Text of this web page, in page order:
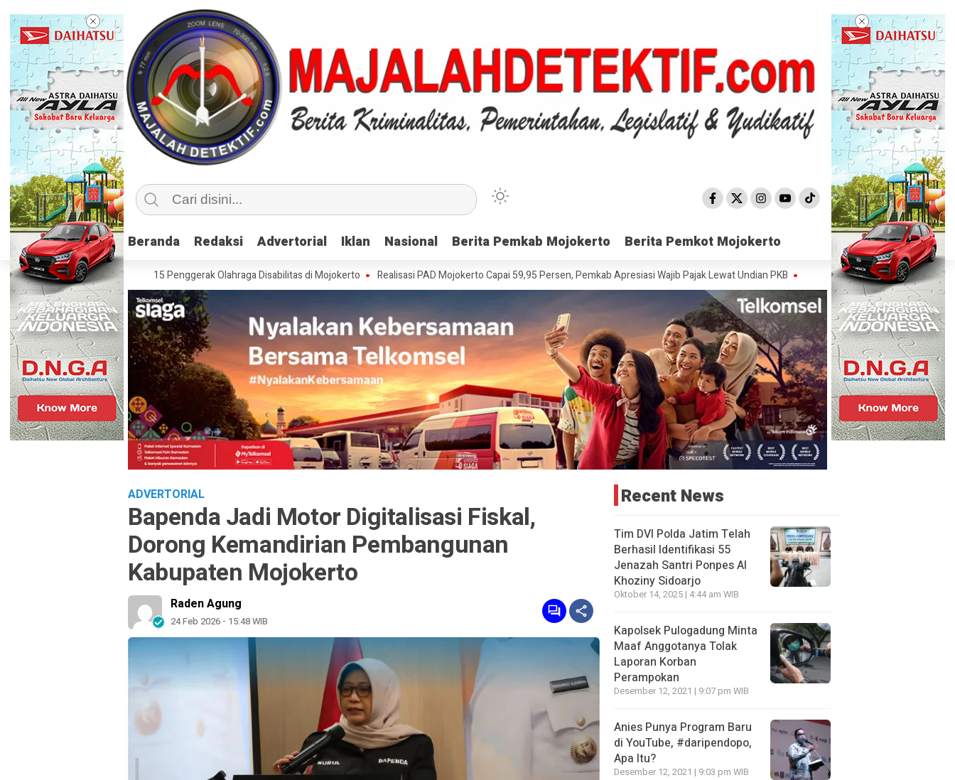
Beranda Redaksi Advertorial Iklan Nasional Berita Pemkab Mojokerto Berita Pemkot Mojokerto
Beranda Redaksi Advertorial Iklan Nasional Berita Pemkab Mojokerto Berita Pemkot Mojokerto
Kemenpora Latih 115 Penggerak Olahraga Disabilitas di Mojokerto Realisasi PAD Mojokerto Capai 59,95 Persen, Pemkab Apresiasi Wajib Pajak Lewat Undian PKB Satpol PP Mojokerto Sisir 15 Titik,
ADVERTORIAL
Bapenda Jadi Motor Digitalisasi Fiskal,
Dorong Kemandirian Pembangunan
Kabupaten Mojokerto
Raden Agung
24 Feb 2026 - 15:48 WIB
Recent News
Tim DVI Polda Jatim Telah
Berhasil Identifikasi 55
Jenazah Santri Ponpes Al
Khoziny Sidoarjo
Oktober 14, 2025 | 4:44 am WIB
Kapolsek Pulogadung Minta
Maaf Anggotanya Tolak
Laporan Korban
Perampokan
Desember 12, 2021 | 9:07 pm WIB
Anies Punya Program Baru
di YouTube, #daripendopo,
Apa Itu?
Desember 12, 2021 | 9:03 pm WIB